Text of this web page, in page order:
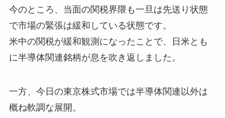
今のところ、当面の関税界隈も一旦は先送り状態
で市場の緊張は緩和している状態です。
米中の関税が緩和観測になったことで、日米とも
に半導体関連銘柄が息を吹き返しました。
一方、今日の東京株式市場では半導体関連以外は
概ね軟調な展開。